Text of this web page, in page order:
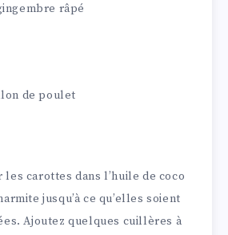
râpé
de poulet
les carottes dans l’huile de coco
jusqu’à ce qu’elles soient
Ajoutez quelques cuillères à